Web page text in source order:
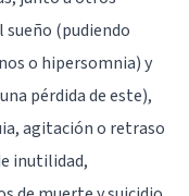
(pudiendo
o hipersomnia) y
pérdida de este),
agitación o retraso
inutilidad,